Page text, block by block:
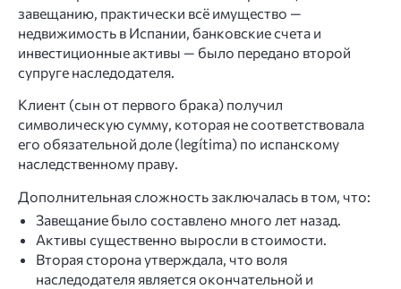
завещанию, практически всё имущество —
недвижимость в Испании, банковские счета и
инвестиционные активы — было передано второй
супруге наследодателя.
Клиент (сын от первого брака) получил
символическую сумму, которая не соответствовала
его обязательной доле (legítima) по испанскому
наследственному праву.
Дополнительная сложность заключалась в том, что:
Завещание было составлено много лет назад.
Активы существенно выросли в стоимости.
Вторая сторона утверждала, что воля
наследодателя является окончательной и